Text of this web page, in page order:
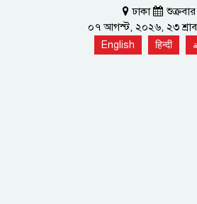
ঢাকা
শুক্রবার
০৭ আগস্ট, ২০২৬, ২৩
English हिन्दी